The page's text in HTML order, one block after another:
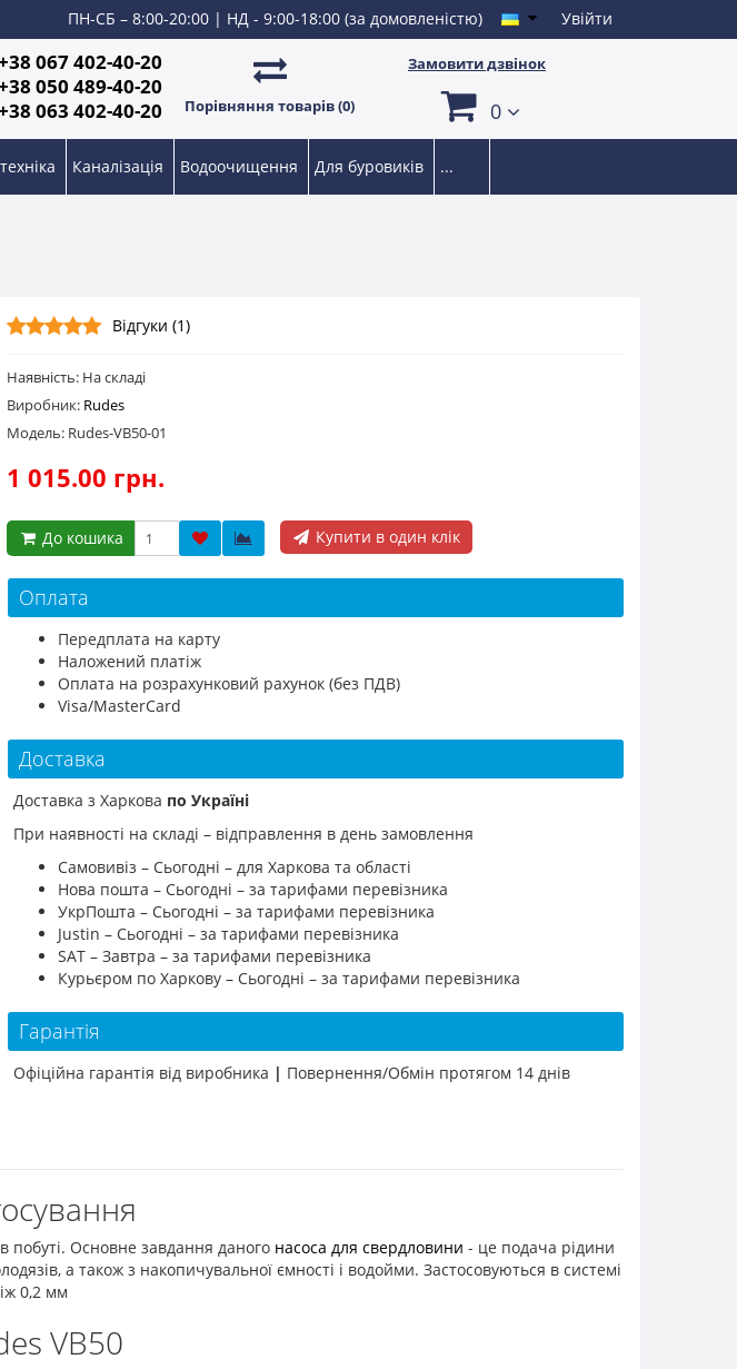
ПН-СБ – 8:00-20:00 | НД - 9:00-18:00 (за домовленістю) Увійти
067 402-40-20
050 489-40-20
063 402-40-20
Порівняння товарів (0)
Замовити дзвінок
0
Каналізація Водоочищення Для буровиків ...
Відгуки (1)
Наявність: На складі
Виробник: Rudes
Модель: Rudes-VB50-01
1 015.00 грн.
До кошика Купити в один клік
Оплата
Передплата на карту
Наложений платіж
Оплата на розрахунковий рахунок (без ПДВ)
Visa/MasterCard
Доставка
Доставка з Харкова по Україні
При наявності на складі – відправлення в день замовлення
Самовивіз – Сьогодні – для Харкова та області
Нова пошта – Сьогодні – за тарифами перевізника
УкрПошта – Сьогодні – за тарифами перевізника
Justin – Сьогодні – за тарифами перевізника
SAT – Завтра – за тарифами перевізника
Курьєром по Харкову – Сьогодні – за тарифами перевізника
Гарантія
Офіційна гарантія від виробника | Повернення/Обмін протягом 14 днів
побуті. Основне завдання даного насоса для свердловини - це подача рідини
а також з накопичувальної ємності і водойми. Застосовуються в системі
0,2 мм
VB50